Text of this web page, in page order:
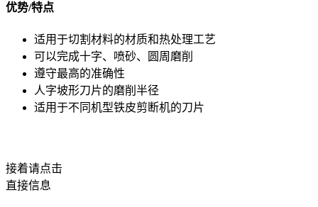
优势/特点
适用于切割材料的材质和热处理工艺
可以完成十字、喷砂、圆周磨削
遵守最高的准确性
人字坡形刀片的磨削半径
适用于不同机型铁皮剪断机的刀片
接着请点击
直接信息